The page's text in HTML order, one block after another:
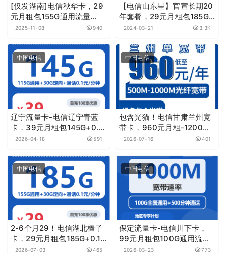
[仅发湖南]电信秋华卡，29
元月租包155G通用流量
+30G定向流量+0.1元月租/
2025-11-08 940
【电信山东星】官宣长期20
年套餐，29元月租包185G
全国流量，首月免月租，黄
2024-03-21 3.3K
中国电信
辽宁流量卡-电信辽宁青蓝
卡，39元月租包145G+0.1
元月租/分钟
2026-04-18 591
中国电信
包含光猫！电信甘肃兰州宽
带卡，960元月租-1200元
月租包年500M-1000M单
2026-07-16 401
中国电信
2-6个月29！电信湖北榛子
卡，29元月租包185G+0.1
元月租/分钟
2026-07-03 465
中国电信
保定流量卡-电信川下卡，
99元月租包100G通用流量
+500分钟+宽带1000M
2026-03-23 773